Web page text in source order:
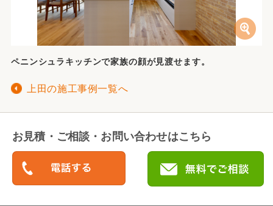
ペニンシュラキッチンで家族の顔が見渡せます。
上田の施工事例一覧へ
お見積・ご相談・お問い合わせはこちら